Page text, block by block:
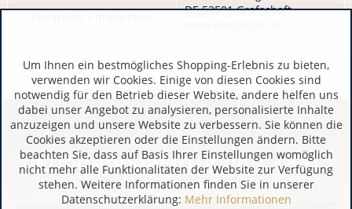
DE 53501 Grafschaft
Kundenbewertungen (33)
Um Ihnen ein bestmögliches Shopping-Erlebnis zu bieten,
verwenden wir Cookies. Einige von diesen Cookies sind
notwendig für den Betrieb dieser Website, andere helfen uns
dabei unser Angebot zu analysieren, personalisierte Inhalte
anzuzeigen und unsere Website zu verbessern. Sie können die
Cookies akzeptieren oder die Einstellungen ändern. Bitte
beachten Sie, dass auf Basis Ihrer Einstellungen womöglich
nicht mehr alle Funktionalitäten der Website zur Verfügung
stehen. Weitere Informationen finden Sie in unserer
Datenschutzerklärung: Mehr Informationen